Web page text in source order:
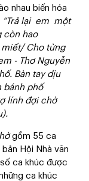
nhau biến hóa
“Trả lại em một
còn hao
Cho từng
- Thơ Nguyễn
Bàn tay dịu
bánh phố
lính đợi chờ
gồm 55 ca
Hội Nhà văn
ca khúc được
ca khúc